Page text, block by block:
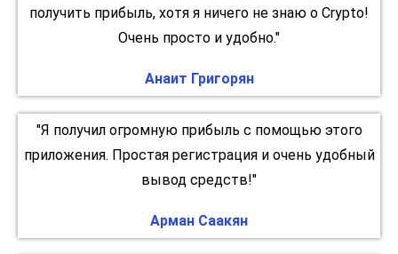
получить прибыль, хотя я ничего не знаю о Crypto!
Очень просто и удобно."
Анаит Григорян
"Я получил огромную прибыль с помощью этого
приложения. Простая регистрация и очень удобный
вывод средств!"
Арман Саакян